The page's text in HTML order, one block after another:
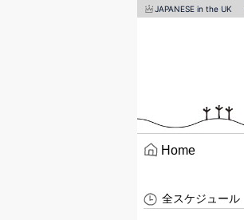
JAPANESE in the UK
Home
全スケジュール